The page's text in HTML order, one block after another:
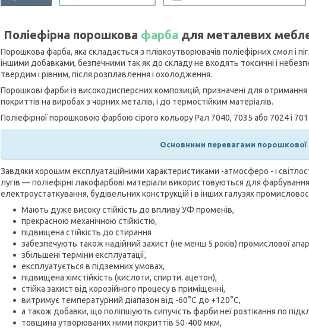
Поліефірна порошкова фарба для металевих
Порошкова фарба, яка складається з плівкоутворювачів поліефірних смол і
іншими добавками, безпечними так як до складу не входять токсичні і
твердим і рівним, після розплавлення і охолодження.
Порошкові фарби із високодисперсних композицій, призначені для отримання
покриттів на виробах з чорних металів, і до термостійким матеріалів.
Поліефірної порошковою фарбою сірого кольору Рал 7040, 7035 або 7024 і
Основними перевагами
Завдяки хорошим експлуатаційними характеристиками -атмосферо - і
лугів — поліефірні лакофарбові матеріали використовуються для
електроустаткування, будівельних конструкцій і в інших галузях
Мають дуже високу стійкість до впливу УФ променів,
прекрасною механічною стійкістю,
підвищена стійкість до стирання
забезпечують також надійний захист (не менш 5 років) промислової
збільшені терміни експлуатації,
експлуатується в підземних умовах,
підвищена хімстійкість (кислоти, спирти. ацетон),
стійка захист від корозійного процесу в приміщенні,
витримує температурний діапазон від -60°С до +120°С,
а також добавки, що поліпшують сипучість фарби неї розтікання по
товщина утворюваних ними покриттів 50-400 мкм,